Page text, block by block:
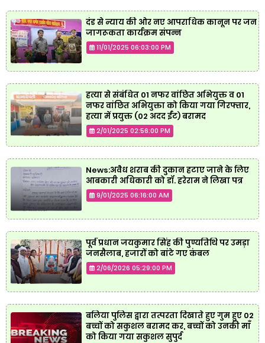
दंड से न्याय की ओर नए आपराधिक कानून पर जन
जागरूकता कार्यक्रम संपन्न
11/01/2025 06:03:00 PM
हत्या से संबंधित 01 नफर वांछित अभियुक्त व 01
नफर वांछित अभियुक्ता को किया गया गिरफ्तार,
हत्या में प्रयुक्त (02 अदद ईंट) बरामद
2/01/2025 02:56:00 PM
News:अवैध शराब की दुकान हटाए जाने के लिए
आबकारी अधिकारी को डॉ. हरेराम ने लिखा पत्र
9/01/2025 06:16:00 AM
पूर्व प्रधान जयकुमार सिंह की पुण्यतिथि पर उमड़ा
जनसैलाब, हजारों को बांटे गए कंबल
2/06/2026 05:29:00 PM
बलिया पुलिस द्वारा तत्परता दिखाते हुए गुम हुए 02
बच्चों को सकुशल बरामद कर, बच्चों को उनकी माँ
को किया गया सकुशल सुपुर्द